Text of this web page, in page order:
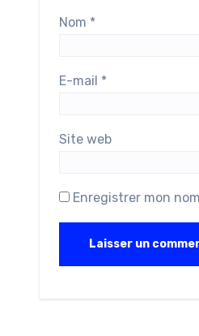
Nom *
E-mail *
Site web
Enregistrer mon